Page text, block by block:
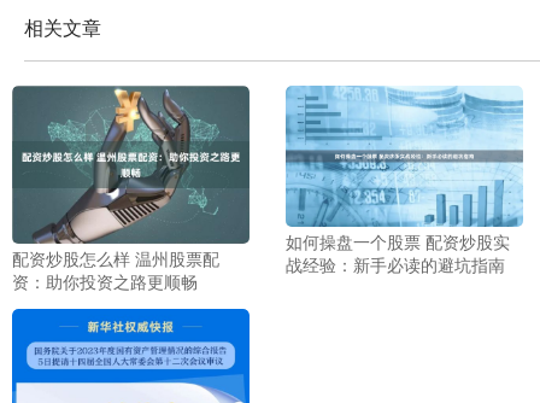
相关文章
配资炒股怎么样 温州股票配
资：助你投资之路更顺畅
如何操盘一个股票 配资炒股实
战经验：新手必读的避坑指南